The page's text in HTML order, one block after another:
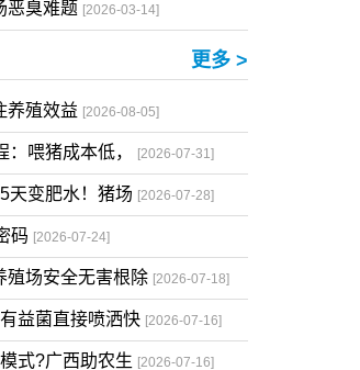
不仅省钱，肉还[2026-03-24]
臭难题
养殖效益[2026-08-05]
：喂猪成本低，[2026-07-31]
天变肥水！猪场[2026-07-28]
码[2026-07-24]
殖场安全无害根除[2026-07-18]